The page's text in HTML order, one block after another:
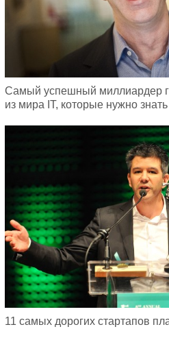
Самый успешный миллиардер
из мира IT, которые нужно
11 самых дорогих стартапов